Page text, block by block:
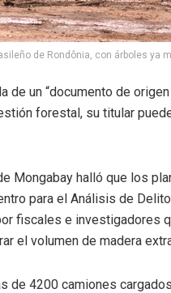
de Rondônia, con árboles ya
de un “documento de
forestal, su titular
Mongabay halló que los
para el Análisis de
fiscales e
el volumen de madera
de 4200 camiones